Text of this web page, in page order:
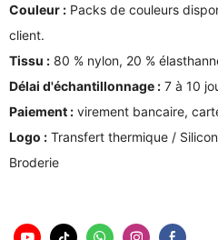
Couleur : Packs de couleurs
client.
Tissu : 80 % nylon, 20 %
Délai d'échantillonnage : 7 à 10
Paiement : virement bancaire,
Logo : Transfert thermique /
Broderie